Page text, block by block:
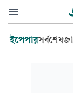
ইপেপারসর্বশেষ